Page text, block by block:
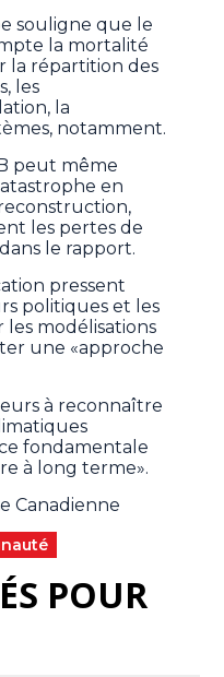
souligne que le
la mortalité
la répartition des
les
la
notamment.
peut même
en
les pertes de
le rapport.
pressent
politiques et les
les modélisations
une «approche
à reconnaître
fondamentale
à long terme».
Canadienne
POUR